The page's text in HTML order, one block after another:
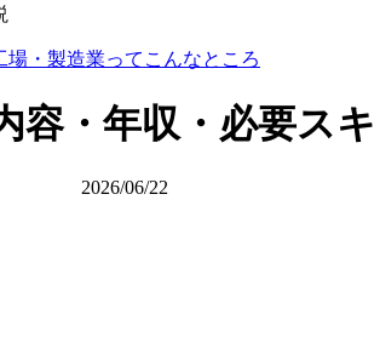
場・製造業ってこんなところ
容・年収・必要ス
2026/06/22